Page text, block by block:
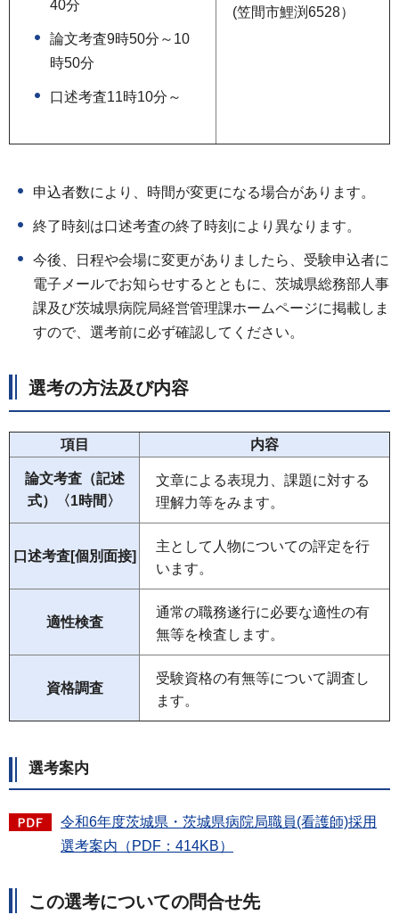
40分
論文考査9時50分～10
時50分
口述考査11時10分～
(笠間市鯉渕6528）
申込者数により、時間が変更になる場合があります。
終了時刻は口述考査の終了時刻により異なります。
今後、日程や会場に変更がありましたら、受験申込者に
電子メールでお知らせするとともに、茨城県総務部人事
課及び茨城県病院局経営管理課ホームページに掲載しま
すので、選考前に必ず確認してください。
選考の方法及び内容
項目 内容
論文考査（記述
式）〈1時間〉
文章による表現力、課題に対する
理解力等をみます。
口述考査[個別面接]
主として人物についての評定を行
います。
適性検査
通常の職務遂行に必要な適性の有
無等を検査します。
資格調査
受験資格の有無等について調査し
ます。
選考案内
令和6年度茨城県・茨城県病院局職員(看護師)採用
選考案内（PDF：414KB）
この選考についての問合せ先